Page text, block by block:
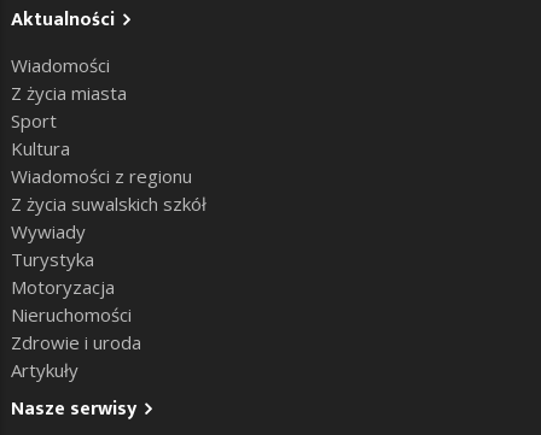
Aktualności
Wiadomości
Z życia miasta
Sport
Kultura
Wiadomości z regionu
Z życia suwalskich szkół
Wywiady
Turystyka
Motoryzacja
Nieruchomości
Zdrowie i uroda
Artykuły
Nasze serwisy